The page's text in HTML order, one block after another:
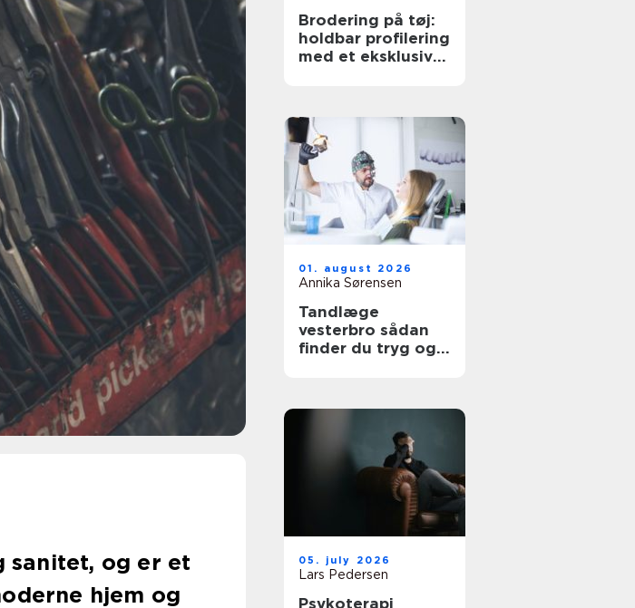
sanitet, og er et
hjem og
Brodering på tøj:
holdbar profilering
med et eksklusivt
01. august 2026
Annika Sørensen
Tandlæge
vesterbro sådan
finder du tryg og
05. july 2026
Lars Pedersen
Psykoterapi